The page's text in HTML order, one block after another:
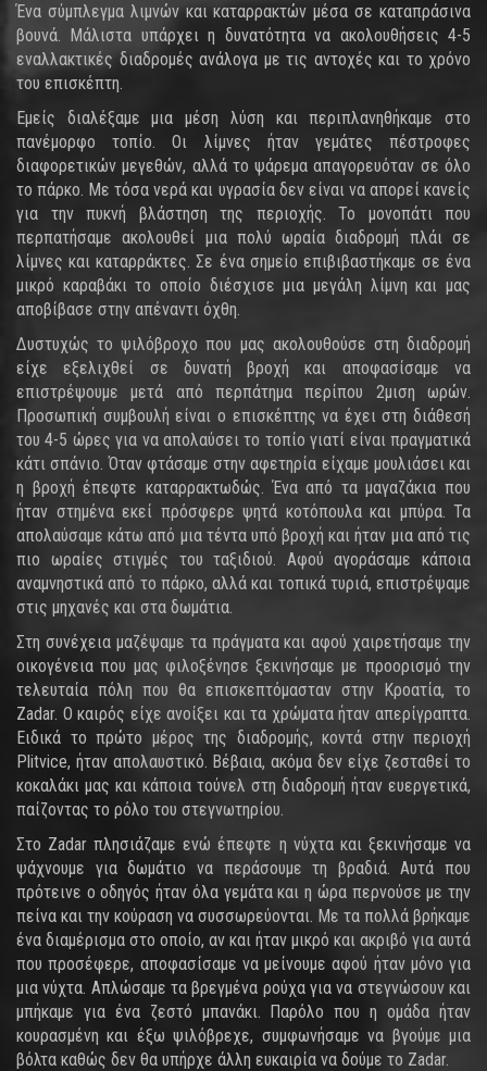
Ένα σύμπλεγμα λιμνών και καταρρακτών μέσα σε καταπράσινα
βουνά. Μάλιστα υπάρχει η δυνατότητα να ακολουθήσεις 4-5
εναλλακτικές διαδρομές ανάλογα με τις αντοχές και το χρόνο
του επισκέπτη.
Εμείς διαλέξαμε μια μέση λύση και περιπλανηθήκαμε στο
πανέμορφο τοπίο. Οι λίμνες ήταν γεμάτες πέστροφες
διαφορετικών μεγεθών, αλλά το ψάρεμα απαγορευόταν σε όλο
το πάρκο. Με τόσα νερά και υγρασία δεν είναι να απορεί κανείς
για την πυκνή βλάστηση της περιοχής. Το μονοπάτι που
περπατήσαμε ακολουθεί μια πολύ ωραία διαδρομή πλάι σε
λίμνες και καταρράκτες. Σε ένα σημείο επιβιβαστήκαμε σε ένα
μικρό καραβάκι το οποίο διέσχισε μια μεγάλη λίμνη και μας
αποβίβασε στην απέναντι όχθη.
Δυστυχώς το ψιλόβροχο που μας ακολουθούσε στη διαδρομή
είχε εξελιχθεί σε δυνατή βροχή και αποφασίσαμε να
επιστρέψουμε μετά από περπάτημα περίπου 2μιση ωρών.
Προσωπική συμβουλή είναι ο επισκέπτης να έχει στη διάθεσή
του 4-5 ώρες για να απολαύσει το τοπίο γιατί είναι πραγματικά
κάτι σπάνιο. Όταν φτάσαμε στην αφετηρία είχαμε μουλιάσει και
η βροχή έπεφτε καταρρακτωδώς. Ένα από τα μαγαζάκια που
ήταν στημένα εκεί πρόσφερε ψητά κοτόπουλα και μπύρα. Τα
απολαύσαμε κάτω από μια τέντα υπό βροχή και ήταν μια από τις
πιο ωραίες στιγμές του ταξιδιού. Αφού αγοράσαμε κάποια
αναμνηστικά από το πάρκο, αλλά και τοπικά τυριά, επιστρέψαμε
στις μηχανές και στα δωμάτια.
Στη συνέχεια μαζέψαμε τα πράγματα και αφού χαιρετήσαμε την
οικογένεια που μας φιλοξένησε ξεκινήσαμε με προορισμό την
τελευταία πόλη που θα επισκεπτόμασταν στην Κροατία, το
Zadar. Ο καιρός είχε ανοίξει και τα χρώματα ήταν απερίγραπτα.
Ειδικά το πρώτο μέρος της διαδρομής, κοντά στην περιοχή
Plitvice, ήταν απολαυστικό. Βέβαια, ακόμα δεν είχε ζεσταθεί το
κοκαλάκι μας και κάποια τούνελ στη διαδρομή ήταν ευεργετικά,
παίζοντας το ρόλο του στεγνωτηρίου.
Στο Zadar πλησιάζαμε ενώ έπεφτε η νύχτα και ξεκινήσαμε να
ψάχνουμε για δωμάτιο να περάσουμε τη βραδιά. Αυτά που
πρότεινε ο οδηγός ήταν όλα γεμάτα και η ώρα περνούσε με την
πείνα και την κούραση να συσσωρεύονται. Με τα πολλά βρήκαμε
ένα διαμέρισμα στο οποίο, αν και ήταν μικρό και ακριβό για αυτά
που προσέφερε, αποφασίσαμε να μείνουμε αφού ήταν μόνο για
μια νύχτα. Απλώσαμε τα βρεγμένα ρούχα για να στεγνώσουν και
μπήκαμε για ένα ζεστό μπανάκι. Παρόλο που η ομάδα ήταν
κουρασμένη και έξω ψιλόβρεχε, συμφωνήσαμε να βγούμε μια
βόλτα καθώς δεν θα υπήρχε άλλη ευκαιρία να δούμε το Zadar.